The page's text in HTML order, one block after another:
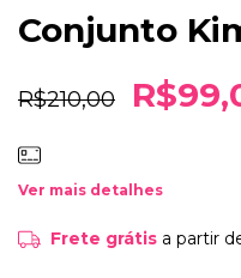
Conjunto
R$210,00
Ver mais detalhes
Frete grátis a partir